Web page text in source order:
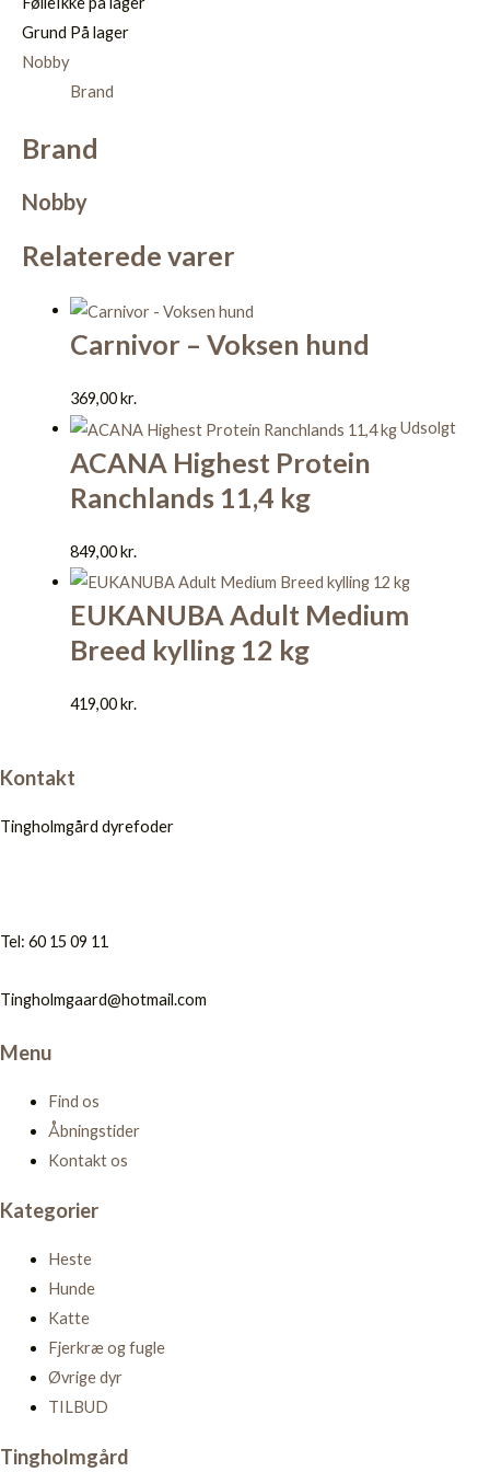
Grund På lager
Nobby
Brand
Brand
Nobby
Relaterede varer
Carnivor – Voksen hund
369,00kr.
Udsolgt
ACANA Highest Protein
Ranchlands 11,4 kg
849,00kr.
EUKANUBA Adult Medium
Breed kylling 12 kg
419,00kr.
Kontakt
Tingholmgård dyrefoder
Tel: 60 15 09 11
Tingholmgaard@hotmail.com
Menu
Find os
Åbningstider
Kontakt os
Kategorier
Heste
Hunde
Katte
Fjerkræ og fugle
Øvrige dyr
TILBUD
Tingholmgård